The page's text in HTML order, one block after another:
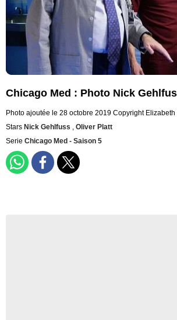
Chicago Med : Photo Nick
Photo ajoutée le 28 octobre 2019 Copyright Elizabeth
Stars Nick Gehlfuss , Oliver Platt
Serie Chicago Med - Saison 5